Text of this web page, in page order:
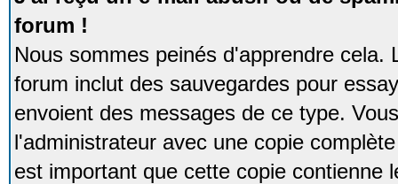
forum !
Nous sommes peinés d'apprendre cela.
forum inclut des sauvegardes pour
envoient des messages de ce type.
l'administrateur avec une copie
est important que cette copie contienne